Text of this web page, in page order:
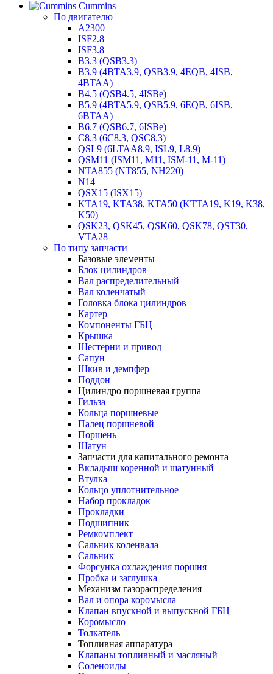
Cummins
По двигателю
A2300
ISF2.8
ISF3.8
B3.3 (QSB3.3)
B3.9 (4BTA3.9, QSB3.9, 4EQB, 4ISB,
4BTAA)
B4.5 (QSB4.5, 4ISBe)
B5.9 (4BTA5.9, QSB5.9, 6EQB, 6ISB,
6BTAA)
B6.7 (QSB6.7, 6ISBe)
C8.3 (6C8.3, QSC8.3)
QSL9 (6LTAA8.9, ISL9, L8.9)
QSM11 (ISM11, M11, ISM-11, M-11)
NTA855 (NT855, NH220)
N14
QSX15 (ISX15)
KTA19, KTA38, KTA50 (KTTA19, K19, K38,
K50)
QSK23, QSK45, QSK60, QSK78, QST30,
VTA28
По типу запчасти
Базовые элементы
Блок цилиндров
Вал распределительный
Вал коленчатый
Головка блока цилиндров
Картер
Компоненты ГБЦ
Крышка
Шестерни и привод
Сапун
Шкив и демпфер
Поддон
Цилиндро поршневая группа
Гильза
Кольца поршневые
Палец поршневой
Поршень
Шатун
Запчасти для капитального ремонта
Вкладыш коренной и шатунный
Втулка
Кольцо уплотнительное
Набор прокладок
Прокладки
Подшипник
Ремкомплект
Сальник коленвала
Сальник
Форсунка охлаждения поршня
Пробка и заглушка
Механизм газораспределения
Вал и опора коромысла
Клапан впускной и выпускной ГБЦ
Коромысло
Толкатель
Топливная аппаратура
Клапаны топливный и масляный
Соленоиды